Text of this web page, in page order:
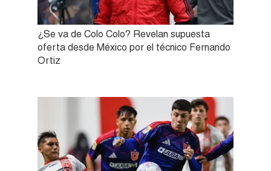
¿Se va de Colo Colo? Revelan supuesta
oferta desde México por el técnico Fernando
Ortiz